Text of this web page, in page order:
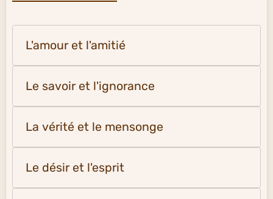
L'amour et l'amitié
Le savoir et l'ignorance
La vérité et le mensonge
Le désir et l'esprit